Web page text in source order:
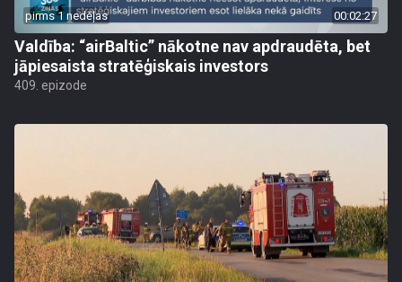
pirms 1 nedēļas 00:02:27
Valdība: “airBaltic” nākotne nav apdraudēta, bet
jāpiesaista stratēģiskais investors
409. epizode